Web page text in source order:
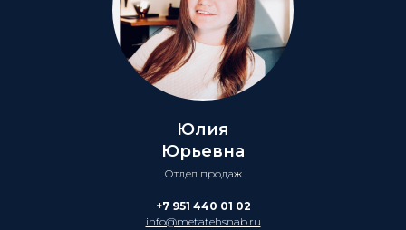
Юлия
Юрьевна
Отдел продаж
+7 951 440 01 02
info@metatehsnab.ru